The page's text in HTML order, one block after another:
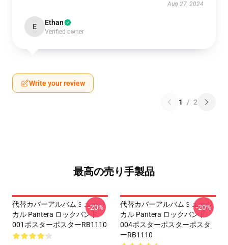
Aug 27, 2024
E Ethan
Verified owner
Write your review
1 / 2
最高の売り手製品
代替カバーアルバムミュージ
カル Pantera ロックバンド
001ポスターポスターRB1110
-20%
代替カバーアルバムミュージ
カル Pantera ロックバンド
004ポスターポスターポスタ
ーRB1110
-20%